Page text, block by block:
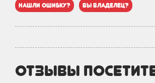
нашли ошибку? вы владелец?
отзывы